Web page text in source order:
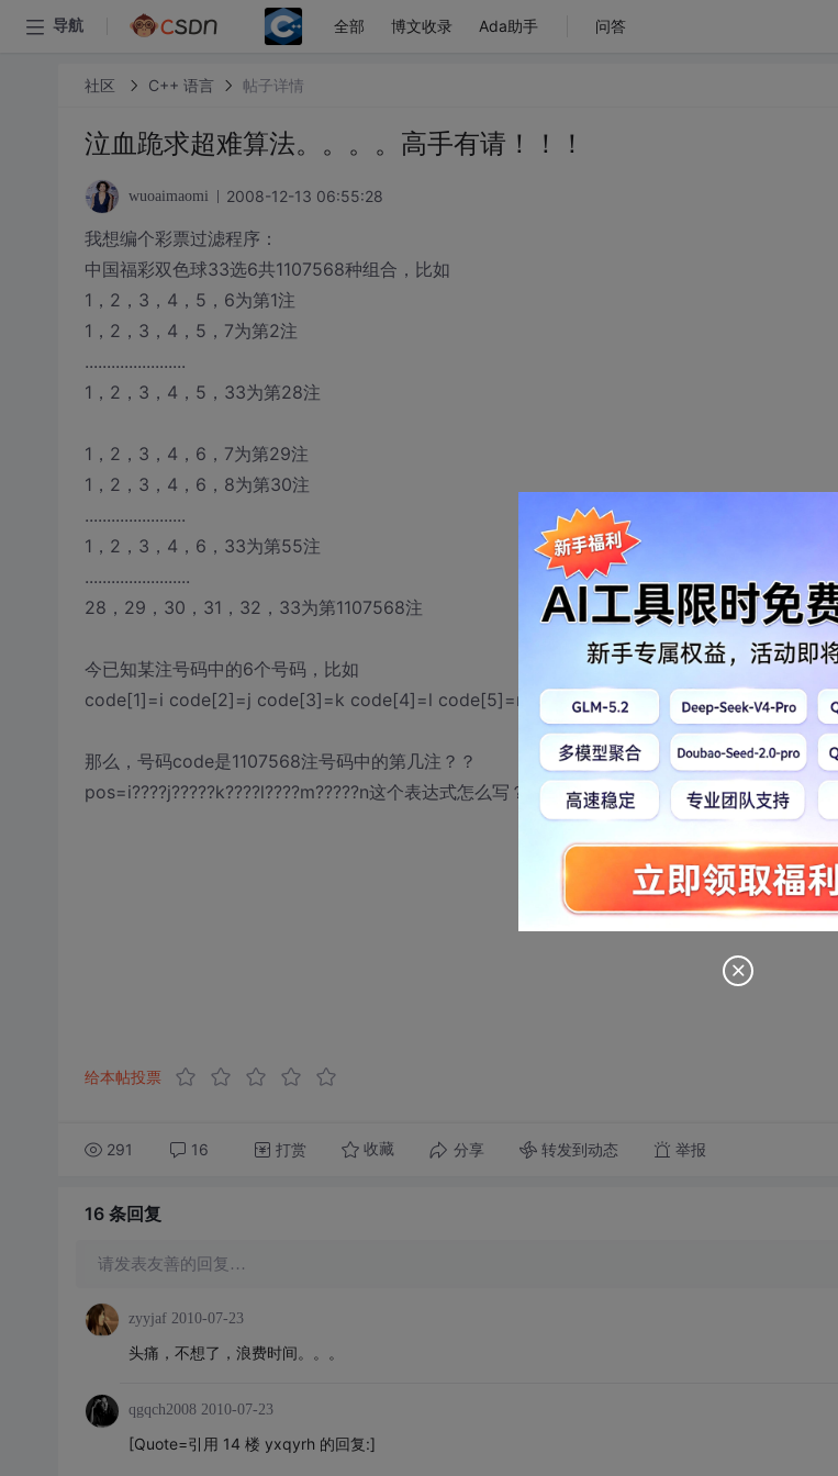
导航 全部 博文收录 Ada助手 问答
社区 C++ 语言 帖子详情
泣血跪求超难算法。。。。高手有请！！！
wuoaimaomi 2008-12-13 06:55:28
我想编个彩票过滤程序：
中国福彩双色球33选6共1107568种组合，比如
1，2，3，4，5，6为第1注
1，2，3，4，5，7为第2注
.......................
1，2，3，4，5，33为第28注
1，2，3，4，6，7为第29注
1，2，3，4，6，8为第30注
.......................
1，2，3，4，6，33为第55注
........................
28，29，30，31，32，33为第1107568注
今已知某注号码中的6个号码，比如
code[1]=i code[2]=j code[3]=k code[4]=l code[5]=m code[6]=n
那么，号码code是1107568注号码中的第几注？？
pos=i????j?????k????l????m?????n这个表达式怎么写？？？
给本帖投票
291 16 打赏 收藏 分享 转发到动态 举报
16 条回复
请发表友善的回复…
zyyjaf 2010-07-23
头痛，不想了，浪费时间。。。
qgqch2008 2010-07-23
[Quote=引用 14 楼 yxqyrh 的回复:]